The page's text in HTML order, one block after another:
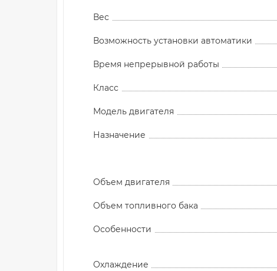
Вес
Возможность установки автоматики
Время непрерывной работы
Класс
Модель двигателя
Назначение
Объем двигателя
Объем топливного бака
Особенности
Охлаждение